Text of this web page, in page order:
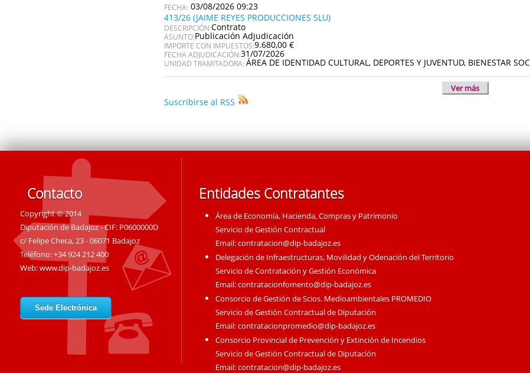
03/08/2026 09:23
413/26 (JAIME REYES PRODUCCIONES SLU)
DESCRIPCIÓN:Contrato
ASUNTO:Publicación Adjudicación
IMPORTE CON IMPUESTOS:9.680,00 €
FECHA ADJUDICACIÓN:31/07/2026
UNIDAD TRAMITADORA: ÁREA DE IDENTIDAD CULTURAL, DEPORTES Y JUVENTUD, BIENESTAR
Ver más
Suscribirse al RSS
Contacto
Copyright © 2014
Diputación de Badajoz - CIF: P0600000D
c/ Felipe Checa, 23 - 06071 Badajoz
Teléfono: +34 924 212 400
Web:www.dip-badajoz.es
Sede Electrónica
Entidades Contratantes
Área de Economía, Hacienda, Compras y Patrimonio
Servicio de Gestión Contractual
Email:contratacion@dip-badajoz.es
Delegación de Infraestructuras, Movilidad y Odenación del Territorio
Servicio de Contratación y Gestión Económica
Email:contratacionfomento@dip-badajoz.es
Consorcio de Gestión de Scios. Medioambientales PROMEDIO
Servicio de Gestión Contractual de Diputación
Email:contratacionpromedio@dip-badajoz.es
Consorcio Provincial de Prevención y Extinción de Incendios
Servicio de Gestión Contractual de Diputación
Email:contratacion@dip-badajoz.es